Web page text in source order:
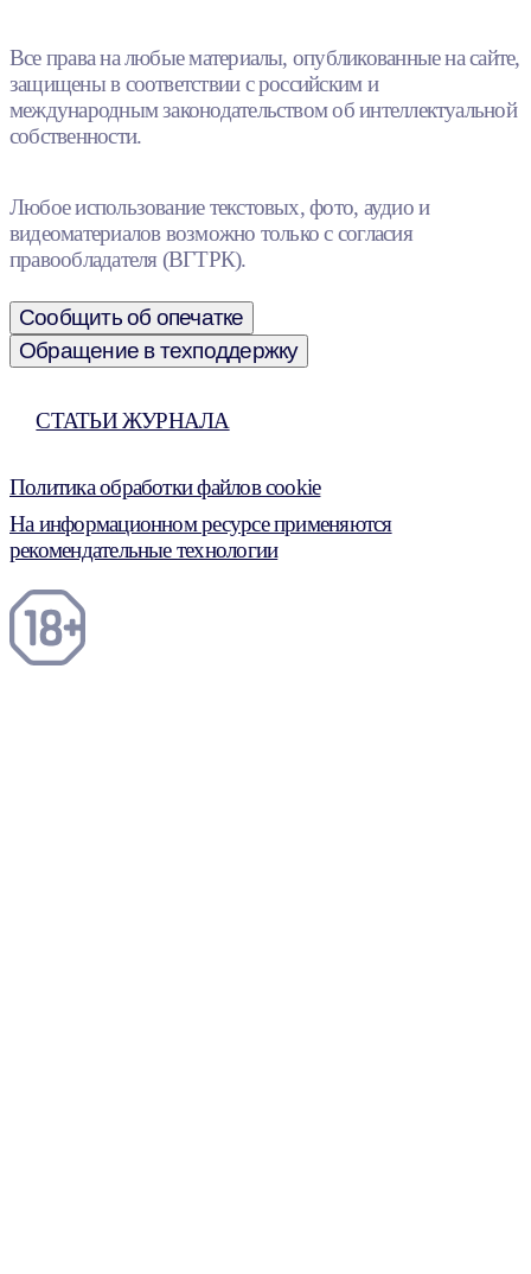
Все права на любые материалы, опубликованные на сайте,
защищены в соответствии с российским и
международным законодательством об интеллектуальной
собственности.
Любое использование текстовых, фото, аудио и
видеоматериалов возможно только с согласия
правообладателя (ВГТРК).
Сообщить об опечатке
Обращение в техподдержку
СТАТЬИ ЖУРНАЛА
Политика обработки файлов cookie
На информационном ресурсе применяются
рекомендательные технологии